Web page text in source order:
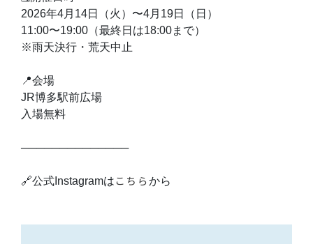
2026年4月14日（火）〜4月19日（日）
11:00〜19:00（最終日は18:00まで）
※雨天決行・荒天中止
📍会場
JR博多駅前広場
入場無料
──────────────
🔗公式Instagramはこちらから